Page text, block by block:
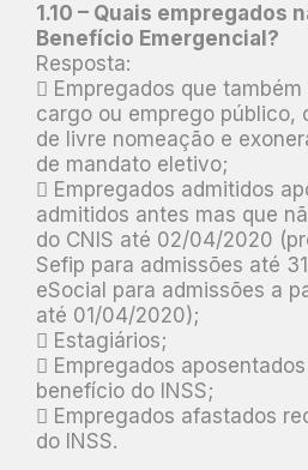
1.10 – Quais empregados
Benefício Emergencial?
Resposta:
 Empregados que
cargo ou emprego público,
de livre nomeação e
de mandato eletivo;
 Empregados admitidos
admitidos antes mas que
do CNIS até 02/04/2020
Sefip para admissões até
eSocial para admissões a
até 01/04/2020);
 Estagiários;
 Empregados
benefício do INSS;
 Empregados afastados
do INSS.